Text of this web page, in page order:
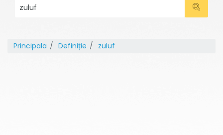
Principala Definiție zuluf